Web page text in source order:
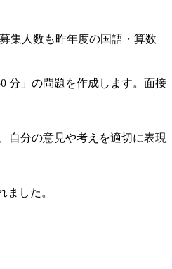
集人数も昨年度の国語・算数
分」の問題を作成します。面接
自分の意見や考えを適切に表現
した。